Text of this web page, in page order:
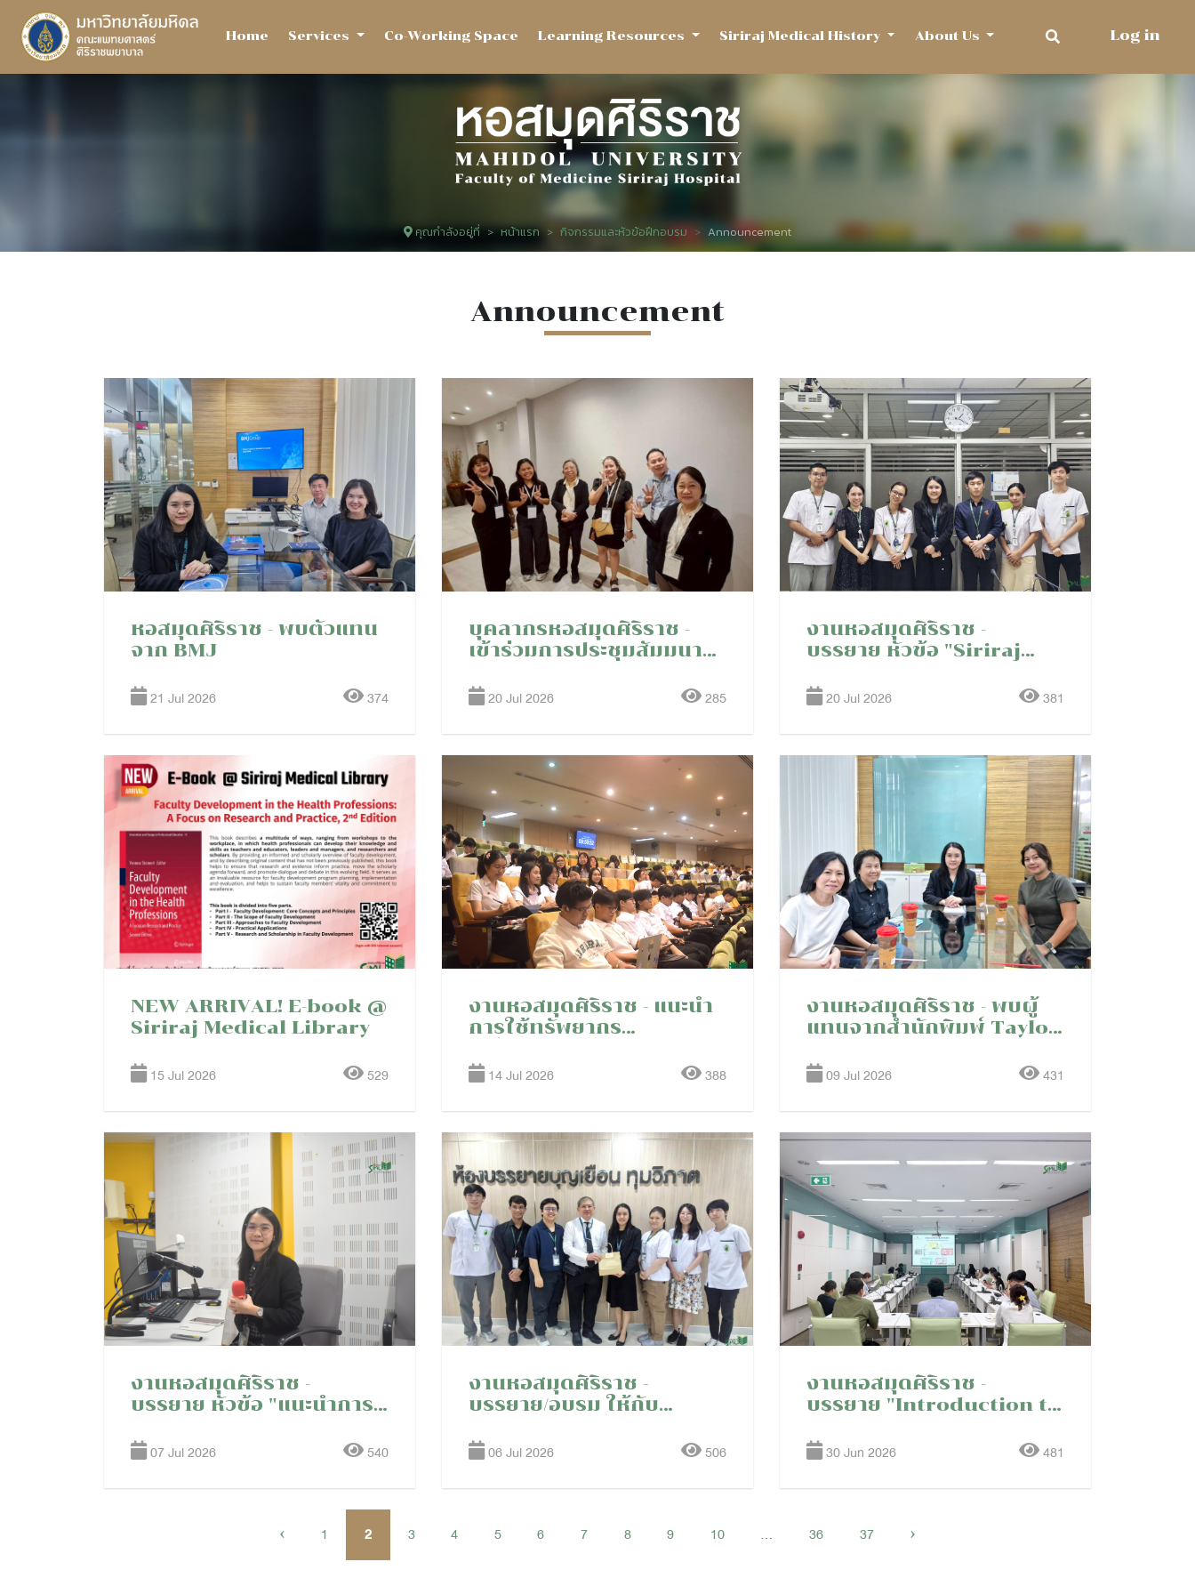
Home Services Co-Working Space Learning Resources Siriraj Medical History About Us Log in
คุณกำลังอยู่ที่ หน้าแรก กิจกรรมและหัวข้อฝึกอบรม Announcement
Announcement
หอสมุดศิริราช - พบตัวแทน
จาก BMJ
21 Jul 2026 374
บุคลากรหอสมุดศิริราช -
เข้าร่วมการประชุมสัมมนา
Meeting 2026" จัดโดย
20 Jul 2026 285
งานหอสมุดศิริราช -
บรรยาย หัวข้อ "Siriraj
Endnote program" ให้กับ
เวชศาสตร์ครอบครัว ประจำ
ปีการศึกษา 2569
20 Jul 2026 381
NEW ARRIVAL! E-book @
Siriraj Medical Library
15 Jul 2026 529
งานหอสมุดศิริราช - แนะนำ
การใช้ทรัพยากร
ของหอสมุดศิริราช ใน
(Orientation) สำหรับ
นักศึกษาแพทย์ ชั้นปีที่ 2
ประจำปีการศึกษา 2569
14 Jul 2026 388
งานหอสมุดศิริราช - พบผู้
แทนจากสำนักพิมพ์ Taylor
09 Jul 2026 431
งานหอสมุดศิริราช -
บรรยาย หัวข้อ "แนะนำการ
กับนักศึกษาผู้ช่วยพยาบาล
76 ปีการศึกษา 2569
07 Jul 2026 540
งานหอสมุดศิริราช -
บรรยาย/อบรม ให้กับ
สาขาเวชศาสตร์ป้องกัน
ชั้นปีที่ 1 ปีการศึกษา 2569
06 Jul 2026 506
งานหอสมุดศิริราช -
บรรยาย "Introduction to
Resources and
Welcome Orientation
International Fellows
30 Jun 2026 481
‹ 1 2 3 4 5 6 7 8 9 10 ... 36 37 ›